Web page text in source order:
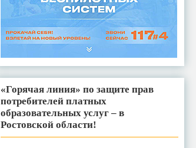
«Горячая линия» по защите прав
потребителей платных
образовательных услуг – в
Ростовской области!